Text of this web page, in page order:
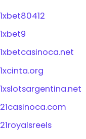
1xbet80412
1xbet9
1xbetcasinoca.net
1xcinta.org
1xslotsargentina.net
21casinoca.com
21royalsreels